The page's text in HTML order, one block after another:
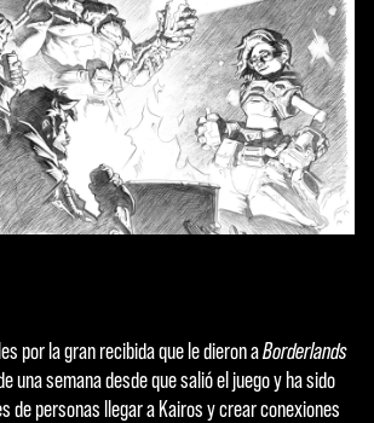
por la gran recibida que le dieron aBorderlands
una semana desde que salió el juego y ha sido
de personas llegar a Kairos y crear conexiones